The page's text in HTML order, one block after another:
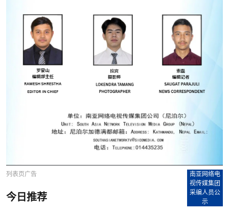
列表页广告
南亚网络电
视传媒集团
采编人员公
示
今日推荐